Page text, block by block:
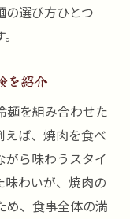
の選び方ひとつ
を紹介
麺を組み合わせた
ば、焼肉を食べ
がら味わうスタイ
味わいが、焼肉の
め、食事全体の満